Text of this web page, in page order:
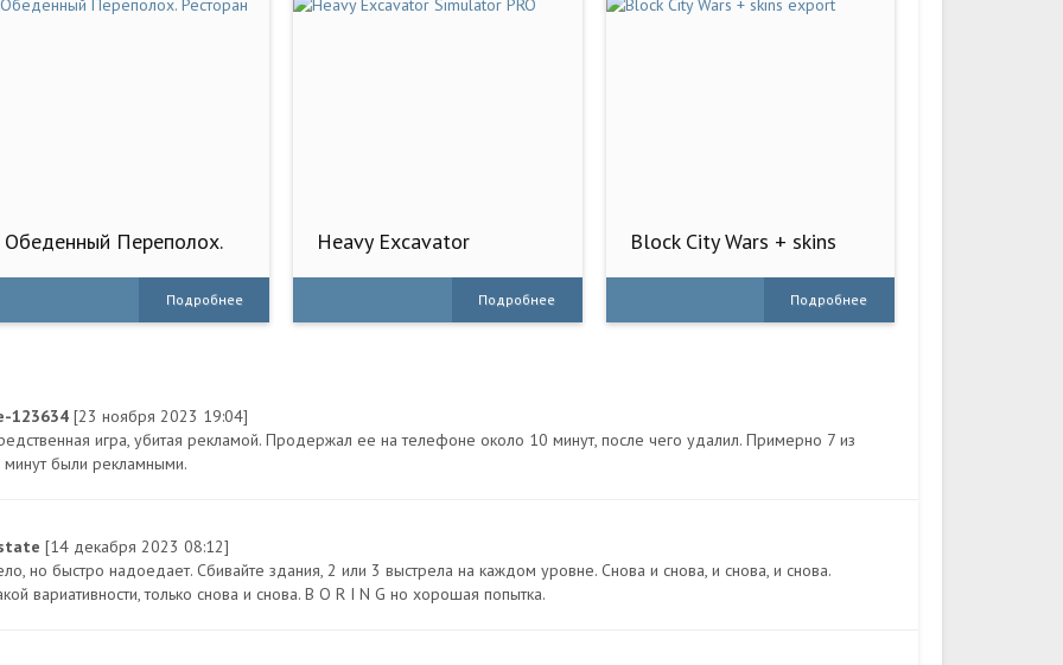
Обеденный Переполох.
Подробнее
Heavy Excavator
Подробнее
Block City Wars + skins
Подробнее
123634 [23 ноября 2023 19:04]
игра, убитая рекламой. Продержал ее на телефоне около 10 минут, после чего удалил. Примерно 7 из
минут были рекламными.
[14 декабря 2023 08:12]
но быстро надоедает. Сбивайте здания, 2 или 3 выстрела на каждом уровне. Снова и снова, и снова, и снова.
вариативности, только снова и снова. B O R I N G но хорошая попытка.